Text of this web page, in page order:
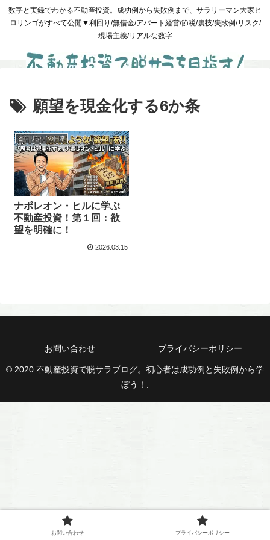
数字と実録でわかる不動産投資。成功例から失敗例まで、サラリーマン大家ヒ
ロリンゴがすべて公開▼利回り/無借金/アパート経営/節税/裏技/失敗例/リスク/
現場主義/リアルな数字
願望を現金化する6か条
ヒロリンゴの日常
ナポレオン・ヒルに学ぶ
不動産投資！第１回：欲
望を明確に！
2026.03.15
お問い合わせ プライバシーポリシー
© 2020 不動産投資で脱サラブログ。初心者は成功例と失敗例から学
ぼう！.
お問い合わせ プライバシーポリシー